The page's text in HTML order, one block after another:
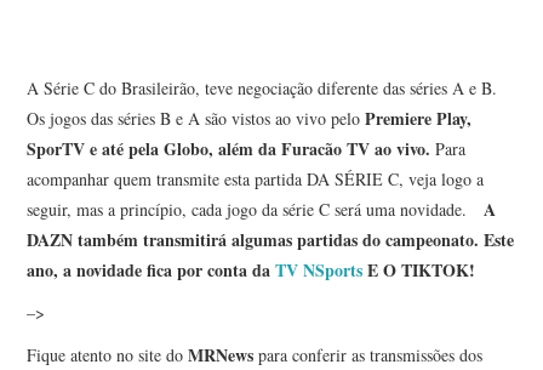
A Série C do Brasileirão, teve negociação diferente das séries A e B.
Os jogos das séries B e A são vistos ao vivo peloPremiere Play,
SporTV e até pela Globo, além da Furacão TV ao vivo. Para
acompanhar quem transmite esta partida DA SÉRIE C, veja logo a
seguir, mas a princípio, cada jogo da série C será uma novidade. A
DAZN também transmitirá algumas partidas do campeonato. Este
ano, a novidade fica por conta daTV NSportsE O TIKTOK!
–>
Fique atento no site doMRNews para conferir as transmissões dos